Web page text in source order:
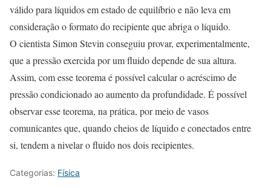
válido para líquidos em estado de equilíbrio e não leva em
consideração o formato do recipiente que abriga o líquido.
O cientista Simon Stevin conseguiu provar, experimentalmente,
que a pressão exercida por um fluido depende de sua altura.
Assim, com esse teorema é possível calcular o acréscimo de
pressão condicionado ao aumento da profundidade. É possível
observar esse teorema, na prática, por meio de vasos
comunicantes que, quando cheios de líquido e conectados entre
si, tendem a nivelar o fluido nos dois recipientes.
Categorias: Física